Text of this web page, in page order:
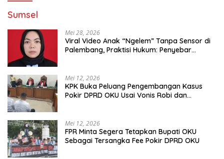
Sumsel
Mei 28, 2026
Viral Video Anak “Ngelem” Tanpa Sensor di
Palembang, Praktisi Hukum: Penyebar
Mei 12, 2026
KPK Buka Peluang Pengembangan Kasus
Pokir DPRD OKU Usai Vonis Robi dan
Mei 12, 2026
FPR Minta Segera Tetapkan Bupati OKU
Sebagai Tersangka Fee Pokir DPRD OKU